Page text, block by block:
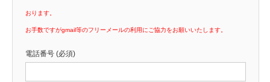
おります。
お手数ですがgmail等のフリーメールの利用にご協力をお願いいたします。
電話番号 (必須)